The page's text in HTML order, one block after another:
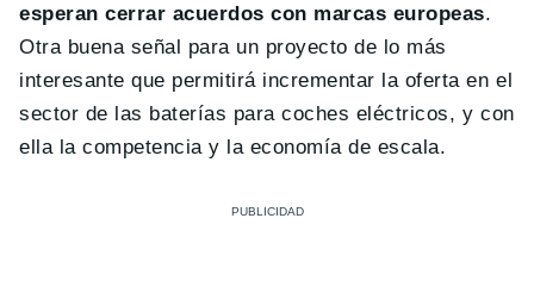
esperan cerrar acuerdos con marcas europeas.
Otra buena señal para un proyecto de lo más
interesante que permitirá incrementar la oferta en el
sector de las baterías para coches eléctricos, y con
ella la competencia y la economía de escala.